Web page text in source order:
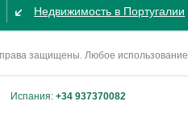
Недвижимость в Португалии
защищены. Любое
Испания: +34 937370082